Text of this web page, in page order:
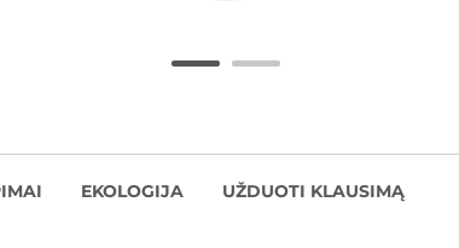
EKOLOGIJA UŽDUOTI KLAUSIMĄ